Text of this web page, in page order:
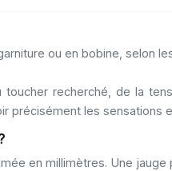
ou en bobine, selon
recherché, de la
précisément les sensations
en millimètres. Une